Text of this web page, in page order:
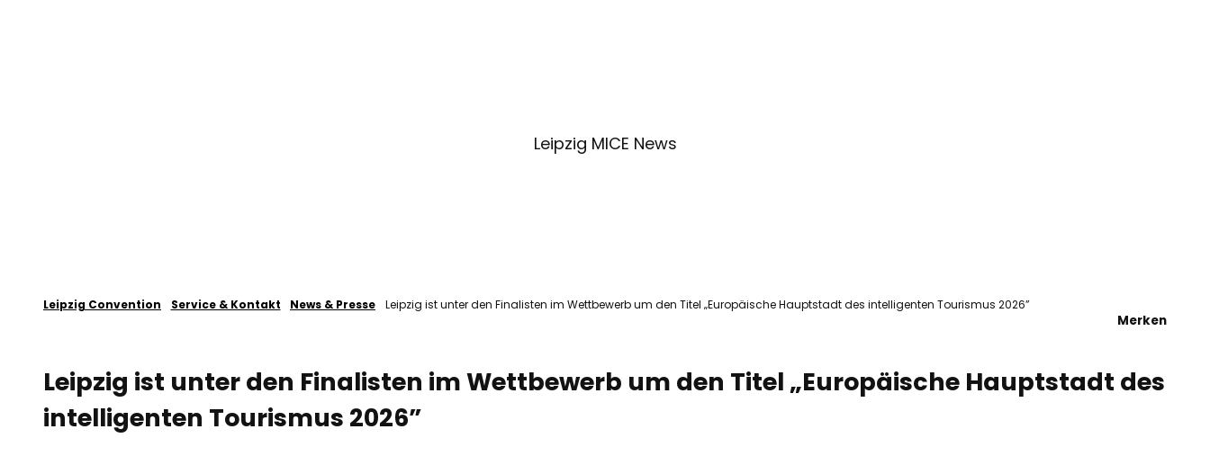
Leipzig MICE News
Leipzig Convention Service & Kontakt News & Presse Leipzig ist unter den Finalisten im Wettbewerb um den Titel „Europäische Hauptstadt des intelligenten Tourismus 2026”
Merken
Leipzig ist unter den Finalisten im Wettbewerb um den Titel „Europäische Hauptstadt des
intelligenten Tourismus 2026”